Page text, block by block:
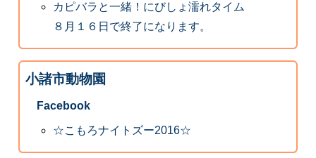
カピバラと一緒！にびしょ濡れタイム
８月１６日で終了になります。
小諸市動物園
Facebook
☆こもろナイトズー2016☆